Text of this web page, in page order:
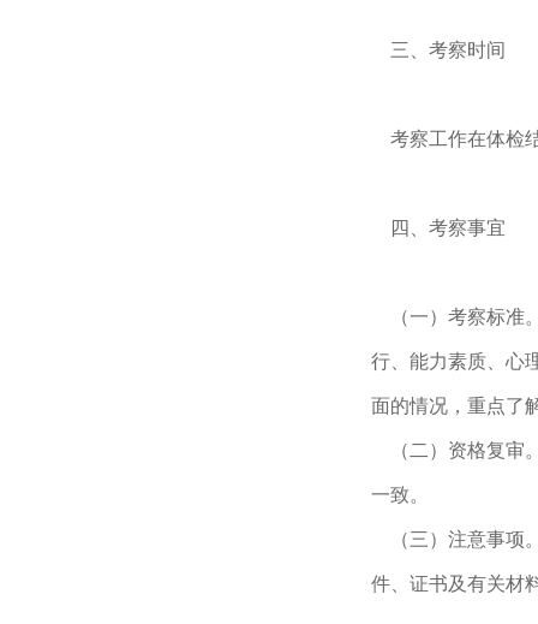
三、考察时间
考察工作在体检
四、考察事宜
（一）考察标准
行、能力素质、心
面的情况，重点了
（二）资格复审
一致。
（三）注意事项
件、证书及有关材